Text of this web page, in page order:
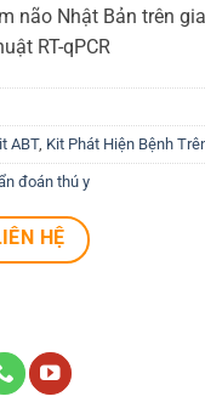
não Nhật Bản trên
RT-qPCR
ABT, Kit Phát Hiện Bệnh
đoán thú y
HỆ